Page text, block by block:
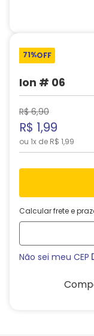
71%OFF
Ion # 06
R$ 6,90
R$ 1,99
ou 1x de R$ 1,99
Calcular frete e
Não sei meu CEP